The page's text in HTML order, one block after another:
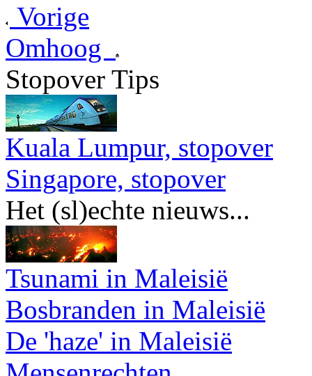
Vorige
Omhoog
Stopover Tips
Kuala Lumpur, stopover
Singapore, stopover
Het (sl)echte nieuws...
Tsunami in Maleisië
Bosbranden in Maleisië
De 'haze' in Maleisië